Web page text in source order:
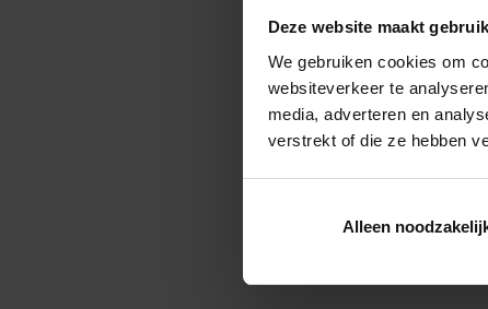
Deze website maakt
We gebruiken cookies om
websiteverkeer te
media, adverteren en
verstrekt of die ze hebben
Alleen